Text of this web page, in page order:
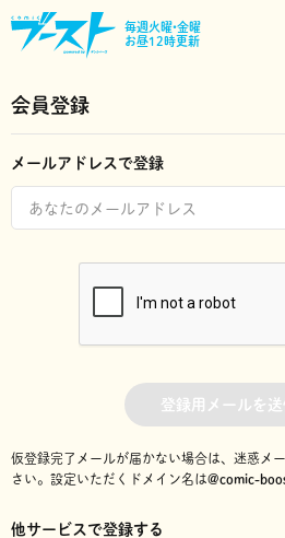
毎週火曜•金曜
お昼12時更新
会員登録
メールアドレスで登録
登録用メールを送
仮登録完了メールが届かない場合は、迷惑メ
さい。 設定いただくドメイン名は@comic-
他サービスで登録する